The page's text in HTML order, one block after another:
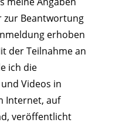
zur Beantwortung
erhoben
der Teilnahme an
ich die
Videos in
Internet, auf
veröffentlicht